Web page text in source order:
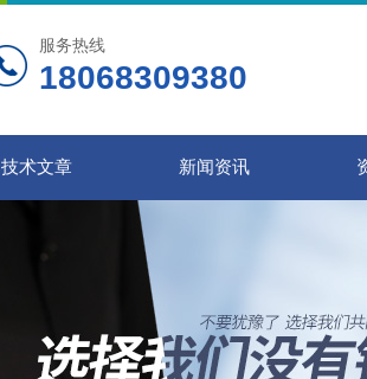
服务热线
18068309380
技术文章 新闻资讯